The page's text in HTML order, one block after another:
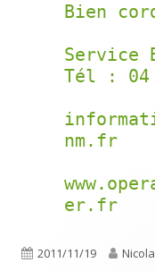
Bien
Tél : 04
nm.fr
er.fr
Publié
2011/11/19